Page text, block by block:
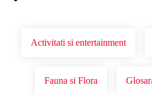
Activitati si entertainment
Fauna si Flora